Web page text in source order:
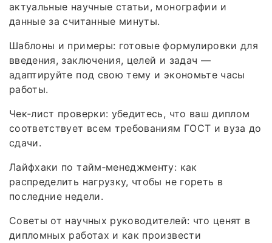
актуальные научные статьи, монографии и
данные за считанные минуты.
Шаблоны и примеры: готовые формулировки для
введения, заключения, целей и задач —
адаптируйте под свою тему и экономьте часы
работы.
Чек‑лист проверки: убедитесь, что ваш диплом
соответствует всем требованиям ГОСТ и вуза до
сдачи.
Лайфхаки по тайм‑менеджменту: как
распределить нагрузку, чтобы не гореть в
последние недели.
Советы от научных руководителей: что ценят в
дипломных работах и как произвести